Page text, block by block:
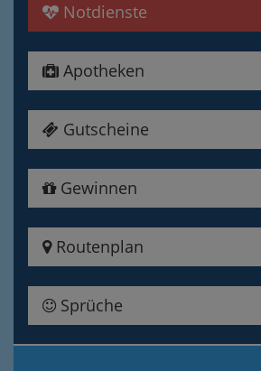
Notdienste
Apotheken
Gutscheine
Gewinnen
Routenplan
Sprüche